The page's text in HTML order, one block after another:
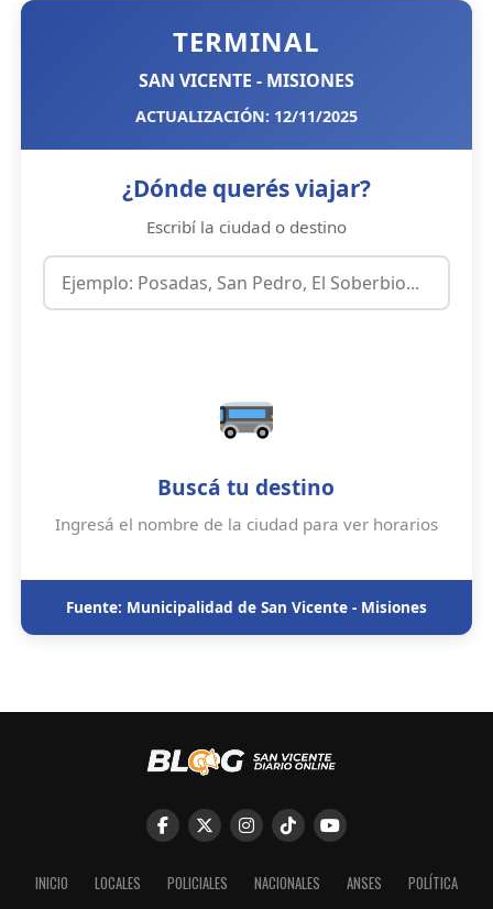
TERMINAL
SAN VICENTE - MISIONES
ACTUALIZACIÓN: 12/11/2025
¿Dónde querés viajar?
Escribí la ciudad o destino
Buscá tu destino
Ingresá el nombre de la ciudad para ver horarios
Fuente: Municipalidad de San Vicente - Misiones
INICIO LOCALES POLICIALES NACIONALES ANSES POLÍTICA